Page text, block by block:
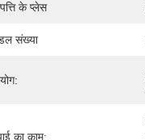
के प्लेस
संख्या
का काम: